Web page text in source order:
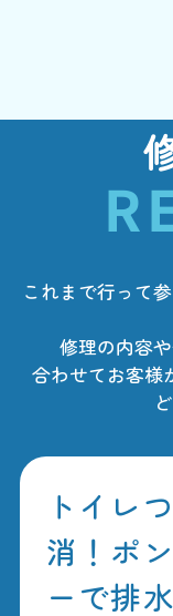
これまで行って
修理の内容
合わせてお客様
トイレ
消！ポ
ーで排